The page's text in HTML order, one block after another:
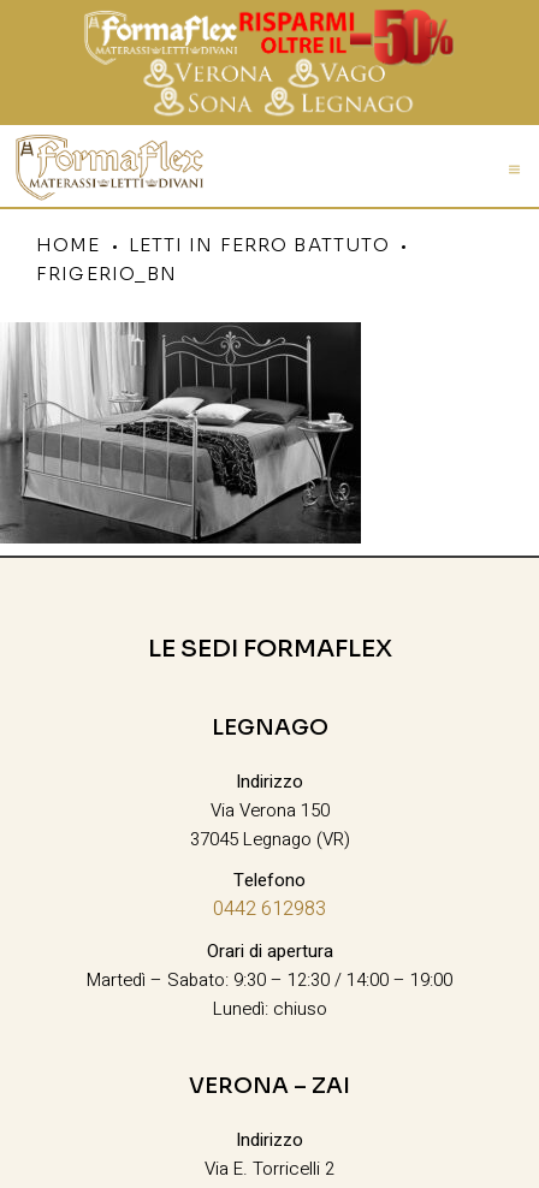
HOME
LETTI IN FERRO BATTUTO
FRIGERIO_BN
LE SEDI FORMAFLEX
LEGNAGO
Indirizzo
Via Verona 150
37045 Legnago (VR)
Telefono
0442 612983
Orari di apertura
Martedì – Sabato: 9:30 – 12:30 / 14:00 – 19:00
Lunedì: chiuso
VERONA – ZAI
Indirizzo
Via E. Torricelli 2